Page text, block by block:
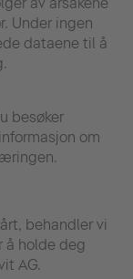
Under ingen
dataene til å
besøker
om
behandler vi
å holde deg
AG.